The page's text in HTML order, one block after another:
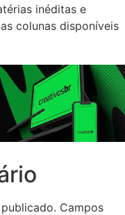
inéditas e
colunas disponíveis
Campos